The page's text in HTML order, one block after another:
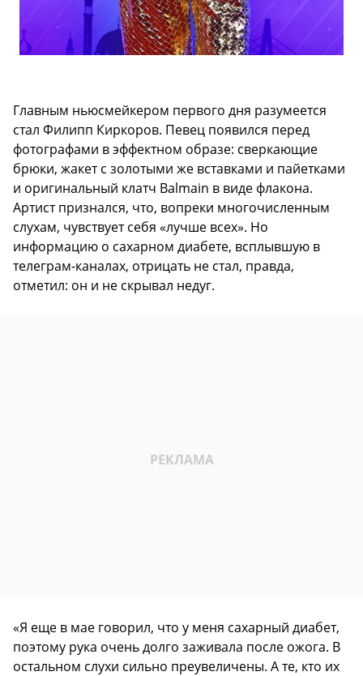
Главным ньюсмейкером первого дня разумеется
стал Филипп Киркоров. Певец появился перед
фотографами в эффектном образе: сверкающие
брюки, жакет с золотыми же вставками и пайетками
и оригинальный клатч Balmain в виде флакона.
Артист признался, что, вопреки многочисленным
слухам, чувствует себя «лучше всех». Но
информацию о сахарном диабете, всплывшую в
телеграм-каналах, отрицать не стал, правда,
отметил: он и не скрывал недуг.
«Я еще в мае говорил, что у меня сахарный диабет,
поэтому рука очень долго заживала после ожога. В
остальном слухи сильно преувеличены. А те, кто их